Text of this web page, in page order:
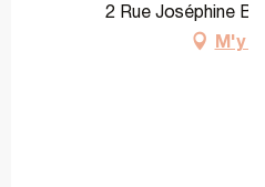
2 Rue Joséphine
M'y